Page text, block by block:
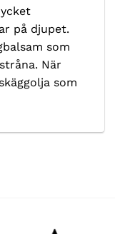
på djupet.
som
När
som